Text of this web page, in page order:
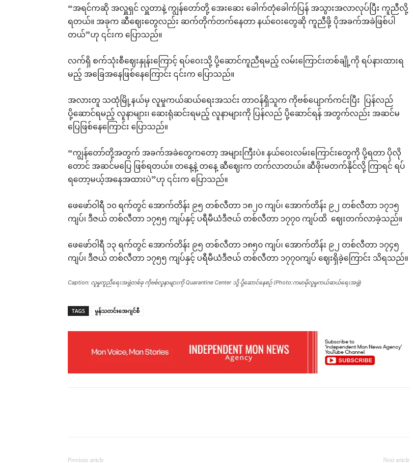
“အရင်ကဆို အလှူရှင် လှူတာနဲ့ ကျွန်တော်တို့ အေးဆေး ခေါက်တုံခေါက်ပြန် အသွားအလာလုပ်ပြီး ကူညီလို့
ရတယ်။ အခုက ဆီဈေးတွေလည်း ဆက်တိုက်တက်နေတာ နယ်ဝေးတွေဆို ကူညီဖို့ ပိုအခက်အခဲဖြစ်ပါ
တယ်”ဟု ၎င်းက ပြောသည်။
လက်ရှိ စက်သုံးစီဈေးနှုန်းကြောင့် ရပ်ဝေးသို့ ပို့ဆောင်ကူညီရမည့် လမ်းကြောင်းတစ်ချို့ကို ရပ်နားထားရ
မည့် အခြေအနေဖြစ်နေကြောင်း ၎င်းက ပြောသည်။
အလားတူ သထုံမြို့နယ်မှ လူမှုကယ်ဆယ်ရေးအသင်း တာဝန်ရှိသူက ကိုဗစ်ပျောက်ကင်းပြီး ပြန်လည်
ပို့ဆောင်ရမည့် လူနာများ၊ ဆေးရုံဆင်းရမည့် လူနာများကို ပြန်လည် ပို့ဆောင်ရန် အတွက်လည်း အဆင်မ
ပြေဖြစ်နေကြောင်း ပြောသည်။
“ကျွန်တော်တို့အတွက် အခက်အခဲတွေကတော့ အများကြီးပဲ။ နယ်ဝေးလမ်းကြောင်းတွေကို ပို့ရတာ ပိုလို
တောင် အဆင်မပြေ ဖြစ်ရတယ်။ တနေ့နဲ့ တနေ့ ဆီဈေးက တက်လာတယ်။ ဆီဖိုးမတက်နိုင်လို့ ကြာရင် ရပ်
ရတော့မယ့်အနေအထားပဲ”ဟု ၎င်းက ပြောသည်။
ဖေဖော်ဝါရီ ၁၀ ရက်တွင် အောက်တိန်း ၉၅ တစ်လီတာ ၁၈၂၀ ကျပ်၊ အောက်တိန်း ၉၂ တစ်လီတာ ၁၇၁၅
ကျပ်၊ ဒီဇယ် တစ်လီတာ ၁၇၅၅ ကျပ်နှင့် ပရီမီယံဒီဇယ် တစ်လီတာ ၁၇၇၀ ကျပ်ထိ ဈေးတက်လာခဲ့သည်။
ဖေဖော်ဝါရီ ၁၃ ရက်တွင် အောက်တိန်း ၉၅ တစ်လီတာ ၁၈၅၀ ကျပ်၊ အောက်တိန်း ၉၂ တစ်လီတာ ၁၇၄၅
ကျပ်၊ ဒီဇယ် တစ်လီတာ ၁၇၅၅ ကျပ်နှင့် ပရီမီယံဒီဇယ် တစ်လီတာ ၁၇၇၀ကျပ် ဈေးရှိခဲ့ကြောင်း သိရသည်။
Caption: လူမှုကူညီရေးအဖွဲ့တစ်ခု ကိုဗစ်လူနာများကို Quarantine Center သို့ ပို့ဆောင်နေစဉ် (Photo:ကမာမိုလူမှုကယ်ဆယ်ရေးအဖွဲ့)
TAGS မွန်သတင်းအေဂျင်စီ
Previous article Next article